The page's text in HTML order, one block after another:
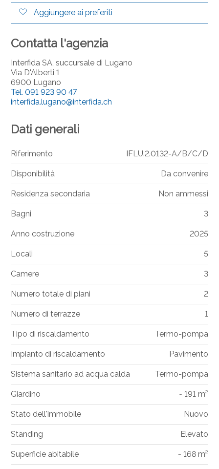
Aggiungere ai preferiti
Contatta l'agenzia
Interfida SA, succursale di Lugano
Via D'Alberti 1
6900 Lugano
Tel.091 923 90 47
interfida.lugano@interfida.ch
Dati generali
Riferimento IFLU.2.0132-A/B/C/D
Disponibilità Da convenire
Residenza secondaria Non ammessi
Bagni 3
Anno costruzione 2025
Locali 5
Camere 3
Numero totale di piani 2
Numero di terrazze 1
Tipo di riscaldamento Termo-pompa
Impianto di riscaldamento Pavimento
Sistema sanitario ad acqua calda Termo-pompa
Giardino ~ 191 m²
Stato dell'immobile Nuovo
Standing Elevato
Superficie abitabile ~ 168 m²